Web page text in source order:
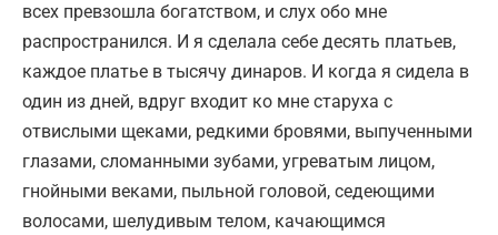
всех превзошла богатством, и слух обо мне
распространился. И я сделала себе десять платьев,
каждое платье в тысячу динаров. И когда я сидела в
один из дней, вдруг входит ко мне старуха с
отвислыми щеками, редкими бровями, выпученными
глазами, сломанными зубами, угреватым лицом,
гнойными веками, пыльной головой, седеющими
волосами, шелудивым телом, качающимся